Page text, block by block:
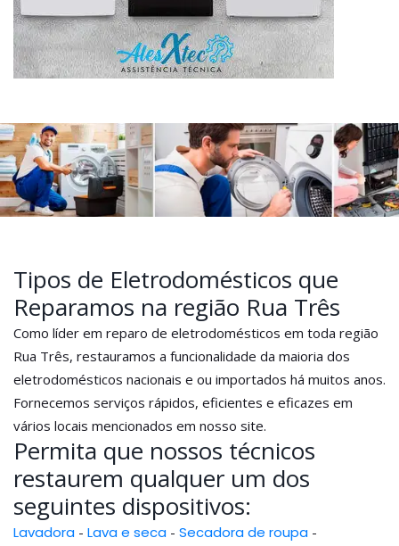
Tipos de Eletrodomésticos que
Reparamos na região Rua Três
Como líder em reparo de eletrodomésticos em toda região
Rua Três, restauramos a funcionalidade da maioria dos
eletrodomésticos nacionais e ou importados há muitos anos.
Fornecemos serviços rápidos, eficientes e eficazes em
vários locais mencionados em nosso site.
Permita que nossos técnicos
restaurem qualquer um dos
seguintes dispositivos:
Lavadora - Lava e seca - Secadora de roupa -